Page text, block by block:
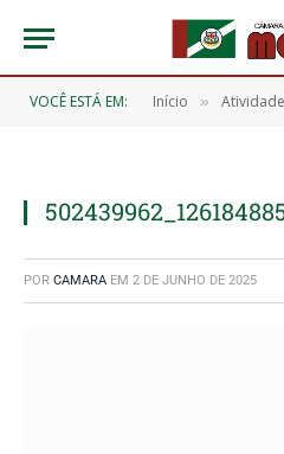
VOCÊ ESTÁ EM: Início »
POR CAMARA EM 2 DE JUNHO DE 2025